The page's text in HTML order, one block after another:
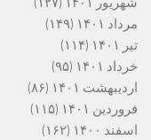
مرداد ۱۴۰۱
(۱۴۹)
تیر ۱۴۰۱
(۱۱۴)
خرداد ۱۴۰۱
(۹۵)
اردیبهشت ۱۴۰۱
(۸۶)
فروردین ۱۴۰۱
(۱۱۵)
اسفند ۱۴۰۰
(۱۶۲)